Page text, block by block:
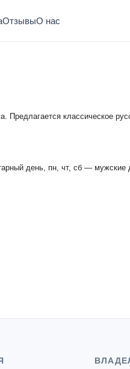
ОтзывыО нас
классическое
день, пн, чт, сб — мужские